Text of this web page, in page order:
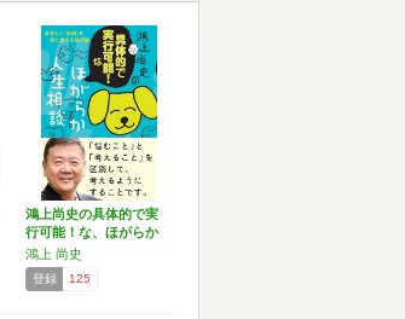
鴻上尚史の具体的で実
行可能！な、ほがらか
人生…
鴻上 尚史
登録 125